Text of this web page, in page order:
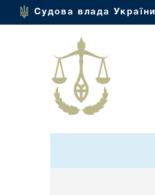
Судова влада України